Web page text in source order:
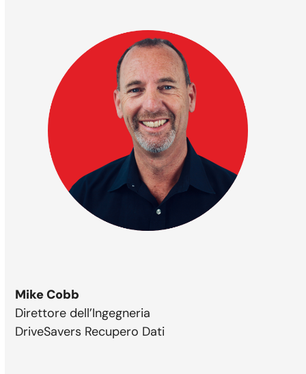
Mike Cobb
Direttore dell’Ingegneria
DriveSavers Recupero Dati